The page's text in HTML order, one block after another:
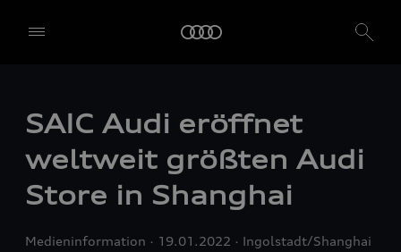
SAIC Audi eröffnet
weltweit größten Audi
Store in Shanghai
Medieninformation 19.01.2022 Ingolstadt/Shanghai